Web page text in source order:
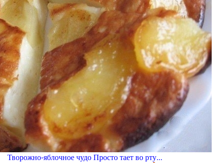
Творожно-яблочное чудо Просто тает во рту...